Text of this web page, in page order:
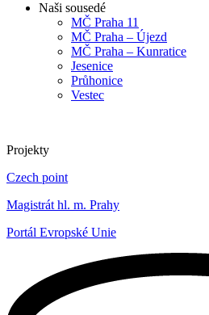
Naši sousedé
MČ Praha 11
MČ Praha – Újezd
MČ Praha – Kunratice
Jesenice
Průhonice
Vestec
Projekty
Czech point
Magistrát hl. m. Prahy
Portál Evropské Unie